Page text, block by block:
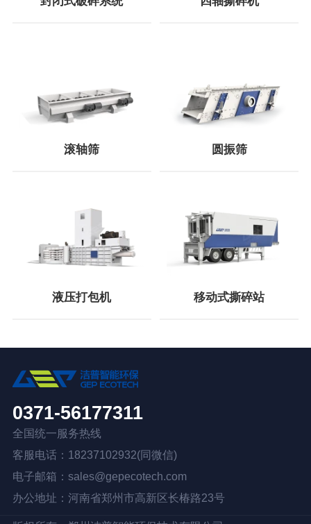
滚轴筛 圆振筛
液压打包机 移动式撕碎站
0371-56177311
全国统一服务热线
客服电话：18237102932(同微信)
电子邮箱：sales@gepecotech.com
办公地址：河南省郑州市高新区长椿路23号